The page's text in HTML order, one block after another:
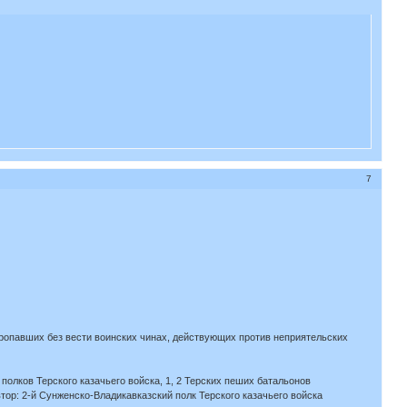
7
без вести воинских чинах, действующих против неприятельских
Терского казачьего войска, 1, 2 Терских пеших батальонов
2-й Сунженско-Владикавказский полк Терского казачьего войска